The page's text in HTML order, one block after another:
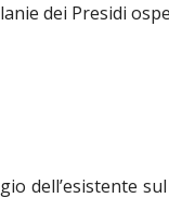
APRUTINO
dei Presidi
dell’esistente